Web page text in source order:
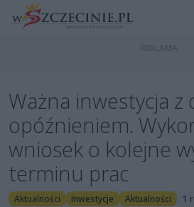
Ważna inwestycja z
opóźnieniem.
wniosek o kolejne
terminu prac
Aktualności Inwestycje Aktualności
1